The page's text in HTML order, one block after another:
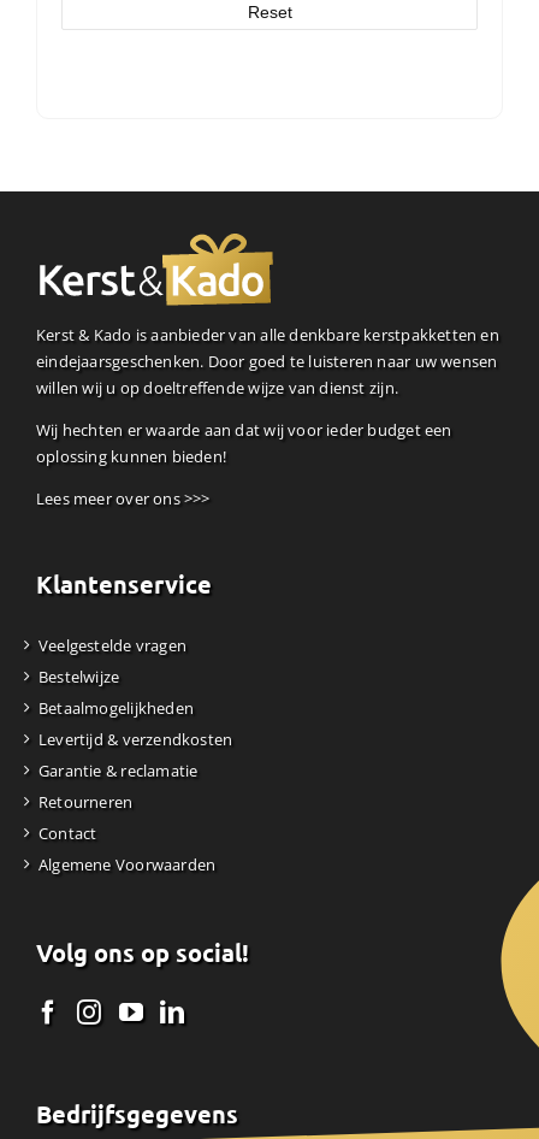
Reset
Kerst & Kado is aanbieder van alle denkbare kerstpakketten en
eindejaarsgeschenken. Door goed te luisteren naar uw wensen
willen wij u op doeltreffende wijze van dienst zijn.
Wij hechten er waarde aan dat wij voor ieder budget een
oplossing kunnen bieden!
Lees meer over ons >>>
Klantenservice
Veelgestelde vragen
Bestelwijze
Betaalmogelijkheden
Levertijd & verzendkosten
Garantie & reclamatie
Retourneren
Contact
Algemene Voorwaarden
Volg ons op social!
Bedrijfsgegevens